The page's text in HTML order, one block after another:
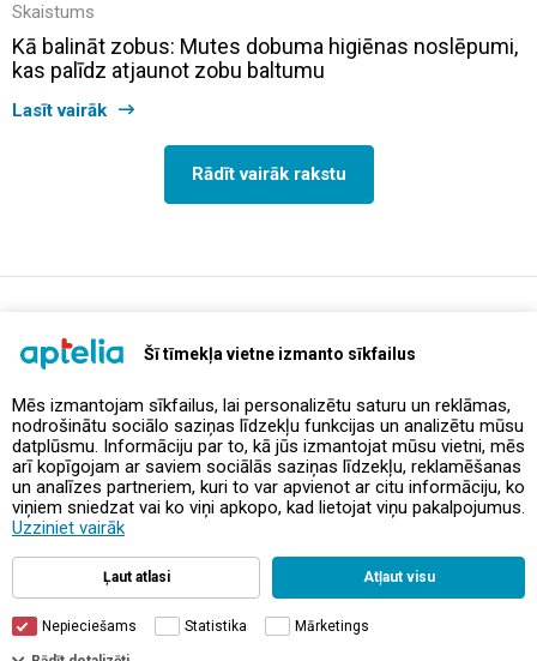
Šī tīmekļa vietne izmanto sīkfailus
Mēs izmantojam sīkfailus, lai personalizētu saturu un reklāmas,
nodrošinātu sociālo saziņas līdzekļu funkcijas un analizētu mūsu
datplūsmu. Informāciju par to, kā jūs izmantojat mūsu vietni, mēs
arī kopīgojam ar saviem sociālās saziņas līdzekļu, reklamēšanas
un analīzes partneriem, kuri to var apvienot ar citu informāciju, ko
viņiem sniedzat vai ko viņi apkopo, kad lietojat viņu pakalpojumus.
Uzziniet vairāk
Ļaut atlasi Atļaut visu
Nepieciešams Statistika Mārketings
Skaistums
Kā balināt zobus: Mutes dobuma higiēnas noslēpumi,
kas palīdz atjaunot zobu baltumu
Lasīt vairāk
Rādīt vairāk rakstu
Piedāvājumi un akcijas
Kontakti